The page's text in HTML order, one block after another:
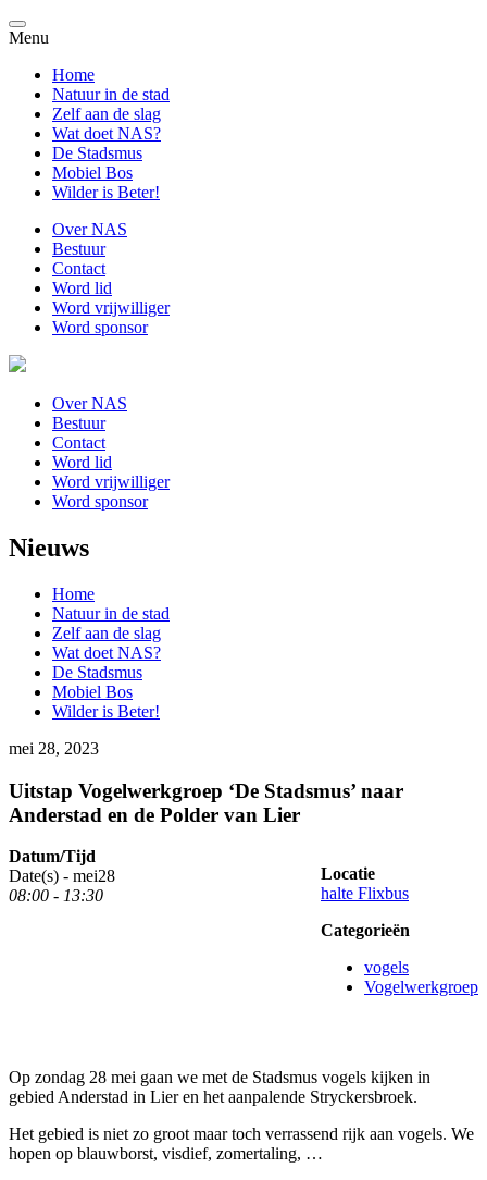
Menu
Home
Natuur in de stad
Zelf aan de slag
Wat doet NAS?
De Stadsmus
Mobiel Bos
Wilder is Beter!
Over NAS
Bestuur
Contact
Word lid
Word vrijwilliger
Word sponsor
Over NAS
Bestuur
Contact
Word lid
Word vrijwilliger
Word sponsor
Nieuws
Home
Natuur in de stad
Zelf aan de slag
Wat doet NAS?
De Stadsmus
Mobiel Bos
Wilder is Beter!
mei 28, 2023
Uitstap Vogelwerkgroep ‘De Stadsmus’ naar
Anderstad en de Polder van Lier
Locatie
halte Flixbus
Categorieën
vogels
Vogelwerkgroep
Datum/Tijd
Date(s) - mei28
08:00 - 13:30
Op zondag 28 mei gaan we met de Stadsmus vogels kijken in
gebied Anderstad in Lier en het aanpalende Stryckersbroek.
Het gebied is niet zo groot maar toch verrassend rijk aan vogels. We
hopen op blauwborst, visdief, zomertaling, …